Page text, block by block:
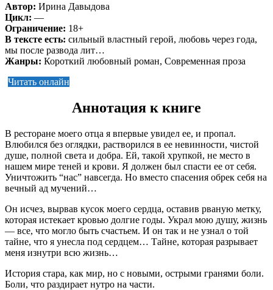
Автор: Ирина Давыдова
Цикл: —
Ограничение: 18+
В тексте есть: сильный властный герой, любовь через года,
мы после развода лит…
Жанры: Короткий любовный роман, Современная проза
Читать онлайн
Аннотация к книге
В ресторане моего отца я впервые увидел ее, и пропал.
Влюбился без оглядки, растворился в ее невинности, чистой
душе, полной света и добра. Ей, такой хрупкой, не место в
нашем мире теней и крови. Я должен был спасти ее от себя.
Уничтожить “нас” навсегда. Но вместо спасения обрек себя на
вечный ад мучений…
Он исчез, вырвав кусок моего сердца, оставив рваную метку,
которая истекает кровью долгие годы. Украл мою душу, жизнь
— все, что могло быть счастьем. И он так и не узнал о той
тайне, что я унесла под сердцем… Тайне, которая разрывает
меня изнутри всю жизнь…
История стара, как мир, но с новыми, острыми гранями боли.
Боли, что раздирает нутро на части.